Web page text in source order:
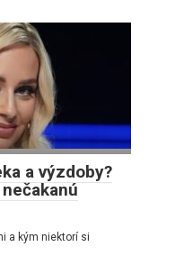
a výzdoby?
a kým niektorí si